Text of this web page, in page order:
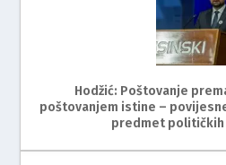
Hodžić: Poštovanje
poštovanjem istine –
predmet